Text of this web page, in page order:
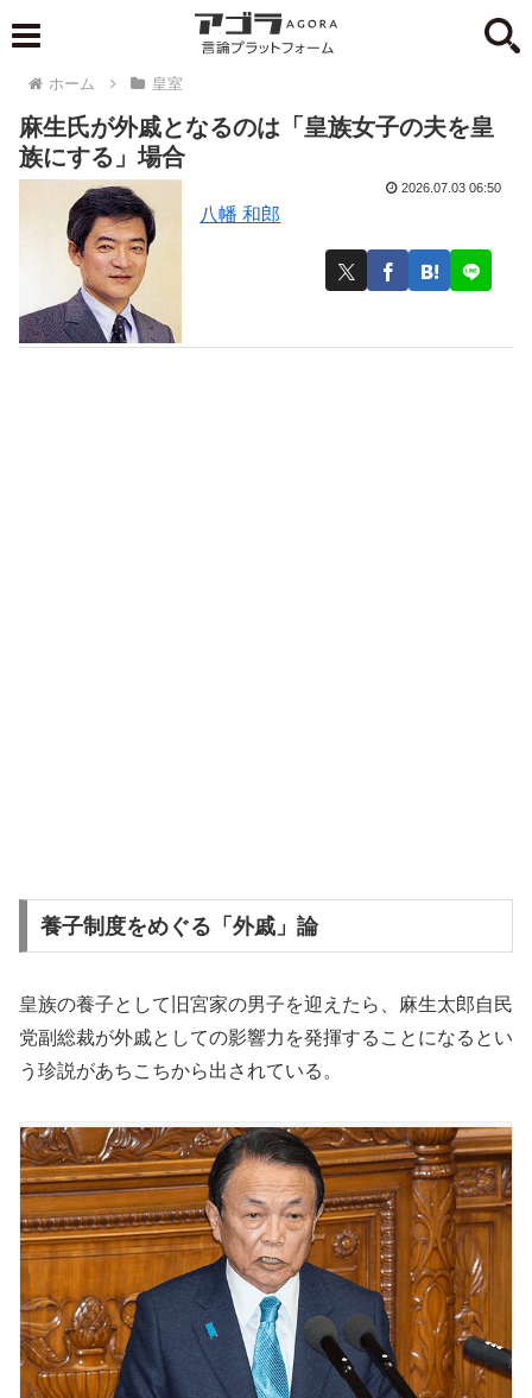
ホーム 皇室
麻生氏が外戚となるのは「皇族女子の夫を皇
族にする」場合
八幡 和郎
2026.07.03 06:50
養子制度をめぐる「外戚」論
皇族の養子として旧宮家の男子を迎えたら、麻生太郎自民
党副総裁が外戚としての影響力を発揮することになるとい
う珍説があちこちから出されている。